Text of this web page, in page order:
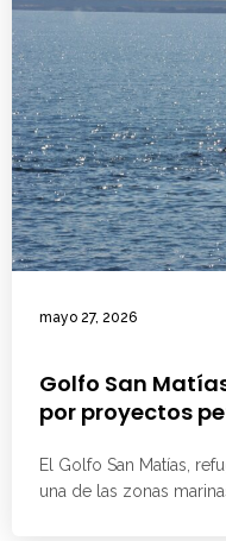
mayo 27, 2026
Golfo San
por proyectos
El Golfo San Matías,
una de las zonas